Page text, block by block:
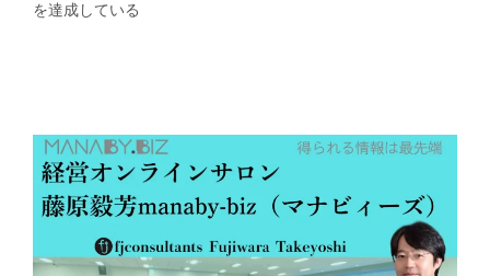
を達成している